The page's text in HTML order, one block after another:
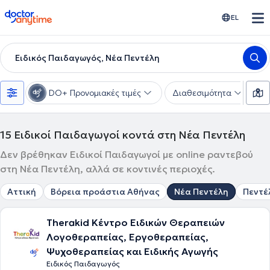
doctoranytime EL
Ειδικός Παιδαγωγός, Νέα Πεντέλη
DO+ Προνομιακές τιμές Διαθεσιμότητα
15 Ειδικοί Παιδαγωγοί κοντά στη Νέα Πεντέλη
Δεν βρέθηκαν Ειδικοί Παιδαγωγοί με online ραντεβού
στη Νέα Πεντέλη, αλλά σε κοντινές περιοχές.
Αττική Βόρεια προάστια Αθήνας Νέα Πεντέλη
Therakid Κέντρο Ειδικών Θεραπειών
Λογοθεραπείας, Εργοθεραπείας,
Ψυχοθεραπείας και Ειδικής Αγωγής
Ειδικός Παιδαγωγός